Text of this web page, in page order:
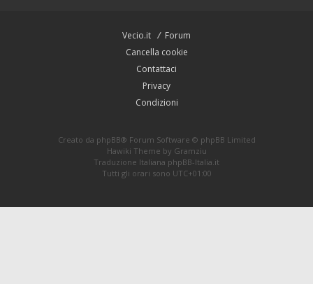
Vecio.it
Forum
Cancella cookie
Contattaci
Privacy
Condizioni
Creato da phpBB® Forum Software © phpBB Limited
Hawiki Theme by Gramziu
Traduzione Italiana phpBB-Italia.it
Tutti gli orari sono UTC+01:00